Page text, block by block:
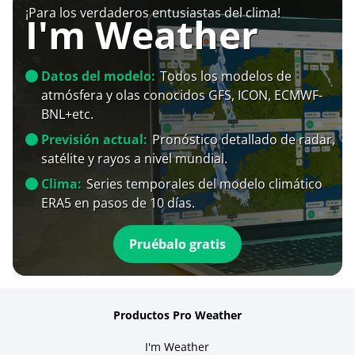
¡Para los verdaderos entusiastas del clima!
I'm Weather
Datos del modelo: Todos los modelos de
atmósfera y olas conocidos GFS, ICON, ECMWF-
BNL+etc.
Previsión actual: Pronóstico detallado de radar,
satélite y rayos a nivel mundial.
Clima: Series temporales del modelo climático
ERA5 en pasos de 10 días.
Pruébalo gratis
Productos Pro Weather
I'm Weather